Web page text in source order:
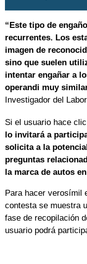
“Este tipo de
recurrentes. Los
imagen de
sino que suelen
intentar engañar a
operandi muy
Investigador del
Si el usuario hace
lo invitará a
solicita a la
preguntas
la marca de autos
Para hacer verosímil
contesta se muestra
fase de recopilación
usuario podrá